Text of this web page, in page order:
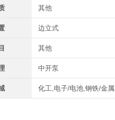
其他
边立式
其他
中开泵
化工,电子/电池,钢铁/金属